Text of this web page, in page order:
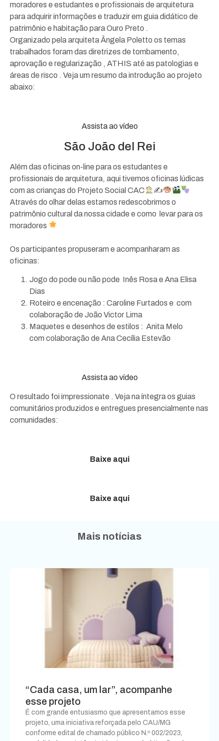
moradores e estudantes e profissionais de arquitetura
para adquirir informações e traduzir em guia didático de
patrimônio e habitação para Ouro Preto .
Organizado pela arquiteta Ângela Poletto os temas
trabalhados foram das diretrizes de tombamento,
aprovação e regularização , ATHIS até as patologias e
áreas de risco . Veja um resumo da introdução ao projeto
abaixo:
Assista ao vídeo
São João del Rei
Além das oficinas on-line para os estudantes e
profissionais de arquitetura, aqui tivemos oficinas lúdicas
com as crianças do Projeto Social CAC
✍
Através do olhar delas estamos redescobrimos o
patrimônio cultural da nossa cidade e como levar para os
moradores
Os participantes propuseram e acompanharam as
oficinas:
Jogo do pode ou não pode Inês Rosa e Ana Elisa
Dias
Roteiro e encenação : Caroline Furtados e com
colaboração de João Victor Lima
Maquetes e desenhos de estilos : Anita Melo
com colaboração de Ana Cecília Estevão
Assista ao vídeo
O resultado foi impressionate . Veja na íntegra os guias
comunitários produzidos e entregues presencialmente nas
comunidades:
Baixe aqui
Baixe aqui
Mais notícias
“Cada casa, um lar”, acompanhe
esse projeto
É com grande entusiasmo que apresentamos esse
projeto, uma iniciativa reforçada pelo CAU/MG
conforme edital de chamado público N.º 002/2023,